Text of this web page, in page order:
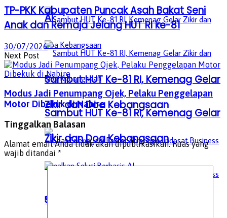
Sambut HUT Ke-81 RI, Kemenag Gelar
Zikir dan Doa Kebangsaan
Saat Energi Jadi Faktor Strategis,
AI
Sambut HUT Ke-81 RI, Kemenag Gelar
Zikir dan Doa Kebangsaan
TP-PKK Kabupaten Puncak Asah Bakat Seni
Anak dan Remaja Jelang HUT RI ke-81
30/07/2026
Next Post
Modus Jadi Penumpang Ojek, Pelaku Penggelapan
Motor Dibekuk di Nabire
Tinggalkan Balasan
Alamat email Anda tidak akan dipublikasikan. Ruas yang
wajib ditandai *